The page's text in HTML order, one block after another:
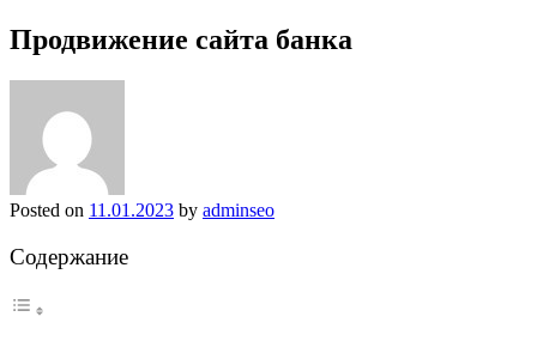
Продвижение сайта банка
Posted on 11.01.2023 by adminseo
Содержание